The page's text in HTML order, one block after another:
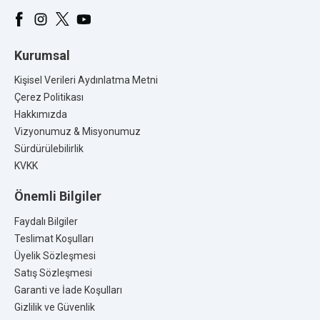
1x Mamajoo Silikon & Kumaş Katlanır Mama Önlüğü | 2-
1x Mamajoo Ergonomik Beslenme Kaşık Seti Powder
Temizlik ve Bakım:
Elde ılık su ya da bulaşık makinesinde yıkanabilir. Aşındırıcı ve
ağartıcı temizleyiciler kullanmayınız.
Kurumsal
Kişisel Verileri Aydınlatma Metni
Çerez Politikası
Hakkımızda
Vizyonumuz & Misyonumuz
Sürdürülebilirlik
KVKK
Önemli Bilgiler
Faydalı Bilgiler
Teslimat Koşulları
Üyelik Sözleşmesi
Satış Sözleşmesi
Garanti ve İade Koşulları
Gizlilik ve Güvenlik